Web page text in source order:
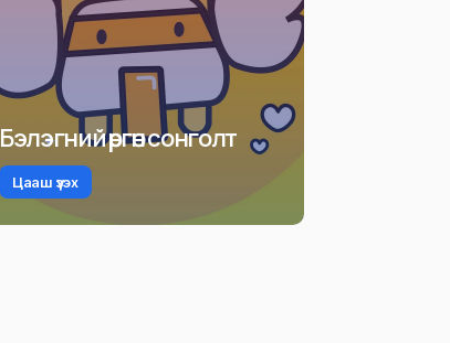
Бэлэгний өргөн сонголт
Цааш үзэх